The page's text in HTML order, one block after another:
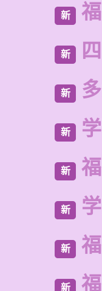
新
新
新
新
新
新
新
新